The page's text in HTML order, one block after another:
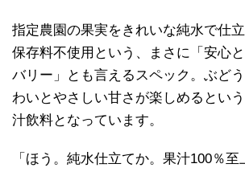
指定農園の果実をきれいな純水で仕
保存料不使用という、まさに「安心
バリー」とも言えるスペック。ぶど
わいとやさしい甘さが楽しめるとい
汁飲料となっています。
「ほう。純水仕立てか。果汁100％至